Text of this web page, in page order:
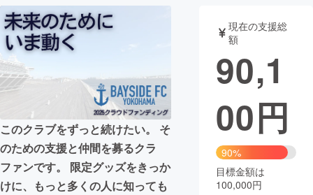
アート・写真 音楽
ゲーム・
映像・映画 書籍・雑誌
ビジネス・起業 チャレンジ
まちづくり・地域活性化
このクラブをずっと続けたい。 そ
のための支援と仲間を募るクラ
ファンです。 限定グッズをきっか
けに、もっと多くの人に知っても
現在の支援総
額
90,1
00円
90%
目標金額は
100,000円